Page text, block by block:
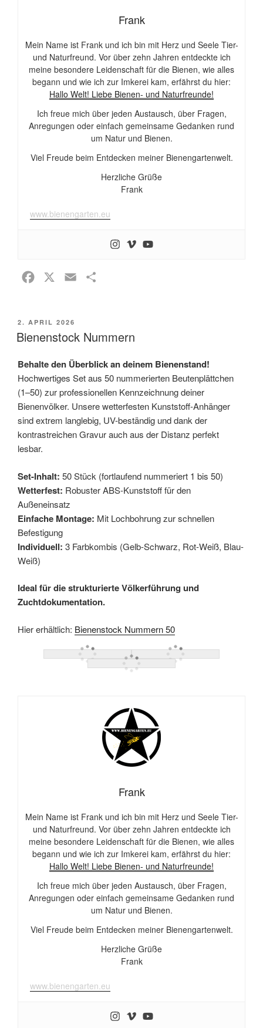
Frank
Mein Name ist Frank und ich bin mit Herz und Seele Tier-
und Naturfreund. Vor über zehn Jahren entdeckte ich
meine besondere Leidenschaft für die Bienen, wie alles
begann und wie ich zur Imkerei kam, erfährst du hier:
Hallo Welt! Liebe Bienen- und Naturfreunde!
Ich freue mich über jeden Austausch, über Fragen,
Anregungen oder einfach gemeinsame Gedanken rund
um Natur und Bienen.
Viel Freude beim Entdecken meiner Bienengartenwelt.
Herzliche Grüße
Frank
www.bienengarten.eu
e
b
o
o
k
l
e
n
VERÖFFENTLICHT
AM
2. APRIL 2026
Bienenstock Nummern
Behalte den Überblick an deinem Bienenstand!
Hochwertiges Set aus 50 nummerierten Beutenplättchen
(1–50) zur professionellen Kennzeichnung deiner
Bienenvölker. Unsere wetterfesten Kunststoff-Anhänger
sind extrem langlebig, UV-beständig und dank der
kontrastreichen Gravur auch aus der Distanz perfekt
lesbar.
Set-Inhalt: 50 Stück (fortlaufend nummeriert 1 bis 50)
Wetterfest: Robuster ABS-Kunststoff für den
Außeneinsatz
Einfache Montage: Mit Lochbohrung zur schnellen
Befestigung
Individuell: 3 Farbkombis (Gelb-Schwarz, Rot-Weiß, Blau-
Weiß)
Ideal für die strukturierte Völkerführung und
Zuchtdokumentation.
Hier erhältlich: Bienenstock Nummern 50
Frank
Mein Name ist Frank und ich bin mit Herz und Seele Tier-
und Naturfreund. Vor über zehn Jahren entdeckte ich
meine besondere Leidenschaft für die Bienen, wie alles
begann und wie ich zur Imkerei kam, erfährst du hier:
Hallo Welt! Liebe Bienen- und Naturfreunde!
Ich freue mich über jeden Austausch, über Fragen,
Anregungen oder einfach gemeinsame Gedanken rund
um Natur und Bienen.
Viel Freude beim Entdecken meiner Bienengartenwelt.
Herzliche Grüße
Frank
www.bienengarten.eu